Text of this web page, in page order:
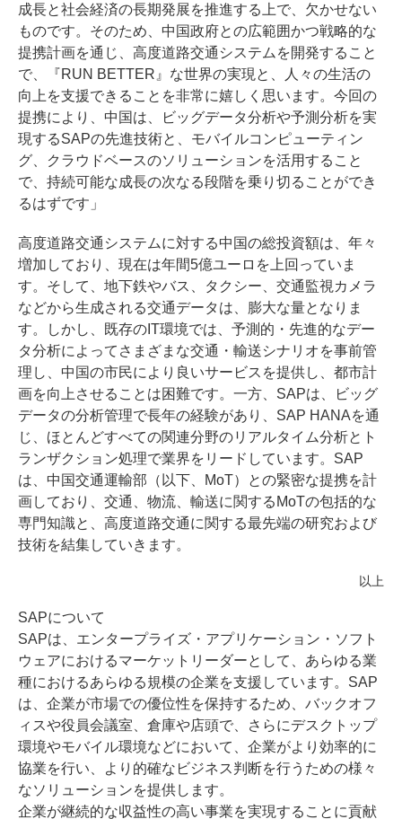
成長と社会経済の長期発展を推進する上で、欠かせない
ものです。そのため、中国政府との広範囲かつ戦略的な
提携計画を通じ、高度道路交通システムを開発すること
で、『RUN BETTER』な世界の実現と、人々の生活の
向上を支援できることを非常に嬉しく思います。今回の
提携により、中国は、ビッグデータ分析や予測分析を実
現するSAPの先進技術と、モバイルコンピューティン
グ、クラウドベースのソリューションを活用すること
で、持続可能な成長の次なる段階を乗り切ることができ
るはずです」
高度道路交通システムに対する中国の総投資額は、年々
増加しており、現在は年間5億ユーロを上回っていま
す。そして、地下鉄やバス、タクシー、交通監視カメラ
などから生成される交通データは、膨大な量となりま
す。しかし、既存のIT環境では、予測的・先進的なデー
タ分析によってさまざまな交通・輸送シナリオを事前管
理し、中国の市民により良いサービスを提供し、都市計
画を向上させることは困難です。一方、SAPは、ビッグ
データの分析管理で長年の経験があり、SAP HANAを通
じ、ほとんどすべての関連分野のリアルタイム分析とト
ランザクション処理で業界をリードしています。SAP
は、中国交通運輸部（以下、MoT）との緊密な提携を計
画しており、交通、物流、輸送に関するMoTの包括的な
専門知識と、高度道路交通に関する最先端の研究および
技術を結集していきます。
以上
SAPについて
SAPは、エンタープライズ・アプリケーション・ソフト
ウェアにおけるマーケットリーダーとして、あらゆる業
種におけるあらゆる規模の企業を支援しています。SAP
は、企業が市場での優位性を保持するため、バックオフ
ィスや役員会議室、倉庫や店頭で、さらにデスクトップ
環境やモバイル環境などにおいて、企業がより効率的に
協業を行い、より的確なビジネス判断を行うための様々
なソリューションを提供します。
企業が継続的な収益性の高い事業を実現することに貢献